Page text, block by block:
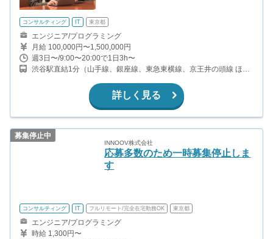
コンサルティング IT 東京都
エンジニア/プログラミング
月給 100,000円〜1,500,000円
週3日〜/9:00〜20:00で1日3h〜
渋谷駅直結1分（山手線、銀座線、東急東横線、京王井の頭線 ほ
詳しく見る
募集停止中
INNOOV株式会社
応募多数のため一時募集停止しま
す
コンサルティング IT フルリモート/完全在宅勤務OK 東京都
エンジニア/プログラミング
時給 1,300円〜